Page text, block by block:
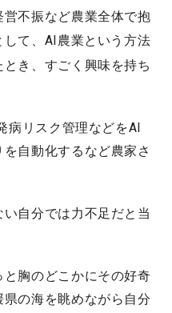
不振など農業全体で抱
て、 AI農業という方法
き、すごく興味を持ち
病リスク管理などをAI
自動化するなど農家さ
自分では力不足だと当
胸のどこかにその好奇
の海を眺めながら自分